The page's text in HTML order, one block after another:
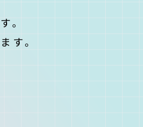
。
す。